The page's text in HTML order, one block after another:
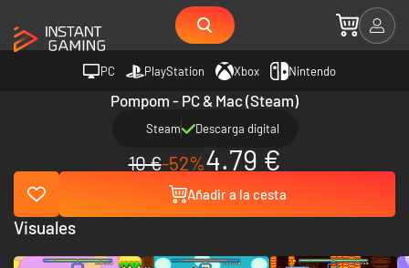
PC PlayStation Xbox Nintendo
Pompom - PC & Mac (Steam)
Steam Descarga digital
10 €-52%4.79 €
Añadir a la cesta
Visuales